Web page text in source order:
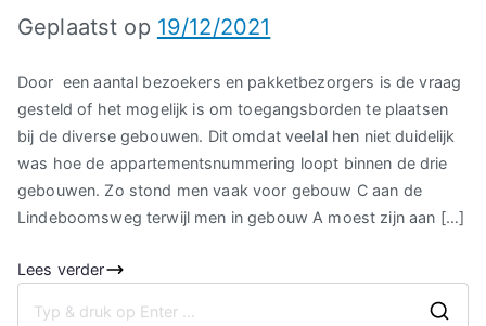
Geplaatst op 19/12/2021
Door een aantal bezoekers en pakketbezorgers is de vraag
gesteld of het mogelijk is om toegangsborden te plaatsen
bij de diverse gebouwen. Dit omdat veelal hen niet duidelijk
was hoe de appartementsnummering loopt binnen de drie
gebouwen. Zo stond men vaak voor gebouw C aan de
Lindeboomsweg terwijl men in gebouw A moest zijn aan […]
Lees verder